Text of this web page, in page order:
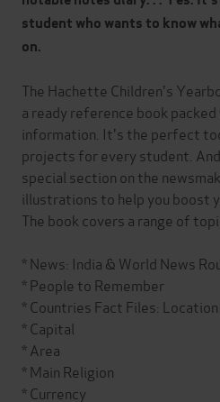
student who wants to know
on.
The Hachette Children's
a ready reference book
information. It's the perfect
projects for every student.
special section on the
illustrations to help you boost
The book covers a range of
* News: India & World News
* People to Remember
* Countries Fact Files: Location
* Capital
* Area
* Main Religion
* Currency